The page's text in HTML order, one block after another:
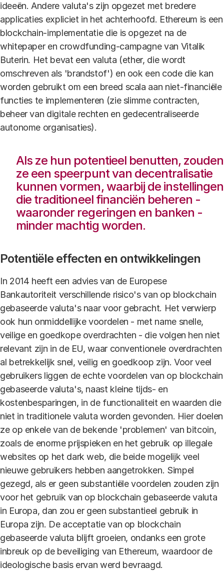
ideeën. Andere valuta's zijn opgezet met bredere
applicaties expliciet in het achterhoofd. Ethereum is een
blockchain-implementatie die is opgezet na de
whitepaper en crowdfunding-campagne van Vitalik
Buterin. Het bevat een valuta (ether, die wordt
omschreven als 'brandstof') en ook een code die kan
worden gebruikt om een ​​breed scala aan niet-financiële
functies te implementeren (zie slimme contracten,
beheer van digitale rechten en gedecentraliseerde
autonome organisaties).
Als ze hun potentieel benutten, zouden
ze een speerpunt van decentralisatie
kunnen vormen, waarbij de instellingen
die traditioneel financiën beheren -
waaronder regeringen en banken -
minder machtig worden.
Potentiële effecten en ontwikkelingen
In 2014 heeft een advies van de Europese
Bankautoriteit verschillende risico's van op blockchain
gebaseerde valuta's naar voor gebracht. Het verwierp
ook hun onmiddellijke voordelen - met name snelle,
veilige en goedkope overdrachten - die volgen hen niet
relevant zijn in de EU, waar conventionele overdrachten
al betrekkelijk snel, veilig en goedkoop zijn. Voor veel
gebruikers liggen de echte voordelen van op blockchain
gebaseerde valuta's, naast kleine tijds- en
kostenbesparingen, in de functionaliteit en waarden die
niet in traditionele valuta worden gevonden. Hier doelen
ze op enkele van de bekende 'problemen' van bitcoin,
zoals de enorme prijspieken en het gebruik op illegale
websites op het dark web, die beide mogelijk veel
nieuwe gebruikers hebben aangetrokken. Simpel
gezegd, als er geen substantiële voordelen zouden zijn
voor het gebruik van op blockchain gebaseerde valuta
in Europa, dan zou er geen substantieel gebruik in
Europa zijn. De acceptatie van op blockchain
gebaseerde valuta blijft groeien, ondanks een grote
inbreuk op de beveiliging van Ethereum, waardoor de
ideologische basis ervan werd bevraagd.